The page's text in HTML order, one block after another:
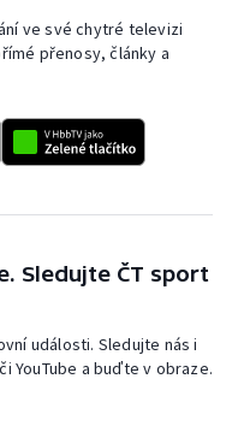
ve své chytré televizi
přenosy, články a
Sledujte ČT sport
události. Sledujte nás i
YouTube a buďte v obraze.